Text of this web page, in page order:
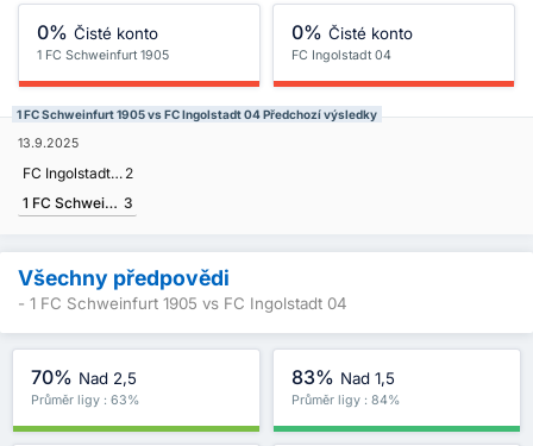
0% Čisté konto
1 FC Schweinfurt 1905
0% Čisté konto
FC Ingolstadt 04
1 FC Schweinfurt 1905 vs FC Ingolstadt 04 Předchozí výsledky
13.9.2025
FC Ingolstadt 04 2
1 FC Schweinfurt 1905 3
Všechny předpovědi
- 1 FC Schweinfurt 1905 vs FC Ingolstadt 04
70% Nad 2,5
Průměr ligy : 63%
83% Nad 1,5
Průměr ligy : 84%